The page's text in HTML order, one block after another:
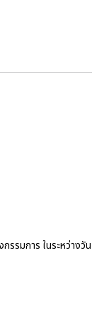
รรมการ ในระหว่างวัน